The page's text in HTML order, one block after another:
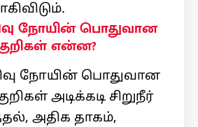
நோயின் பொதுவான
என்ன?
நோயின் பொதுவான
அடிக்கடி சிறுநீர்
அதிக தாகம்,